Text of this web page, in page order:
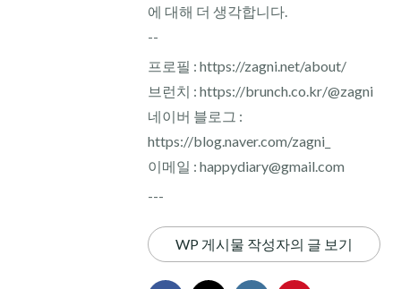
에 대해 더 생각합니다.
--
프로필 : https://zagni.net/about/
브런치 : https://brunch.co.kr/@zagni
네이버 블로그 :
https://blog.naver.com/zagni_
이메일 : happydiary@gmail.com
---
WP 게시물 작성자의 글 보기